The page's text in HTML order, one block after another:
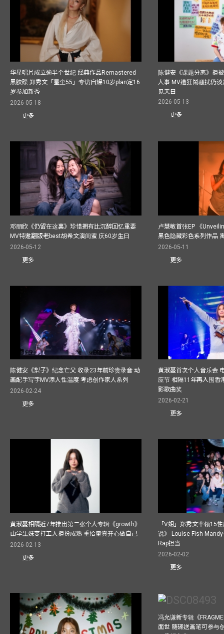
华星唱片成立逾半个世纪 经典作品Remastered
黑胶碟 郑秀文「星尘55」专访自爆10岁plan定16
岁参加新秀
2026-05-18
更多
陈健安《课题分离》拒
人事 MV遭狂鬧骚扰仍
见天日
2026-05-13
更多
邓丽欣《仍留在这裏》珍惜拥有比沉醉回忆重要
MV特邀翻版老best胡希文演闺蜜 庆60岁生日
2026-05-12
更多
卢慧敏首张EP 《
黑色隐藏彩色系列作品
2026-05-11
更多
陈健安《梨子》纪念亡父 收录23年前珍贵录音 动
画配手写字MV添人性温度 考虑创作家人系列
2026-02-24
更多
黄淑蔓首次个人音乐会
应节 相隔11年再入围香
影歌曲奖
2026-02-21
更多
黄淑蔓相隔近7年推出第二张个人专辑《growth》
由学生妹变打工人拒扮成熟 重拾童真开心做自己
2026-02-13
更多
「V姐」郑秀文率领15
说》 Louise Fish
Rap担当
2026-02-02
更多
冯允谦新专辑《
面世 随碟送画笔可参与